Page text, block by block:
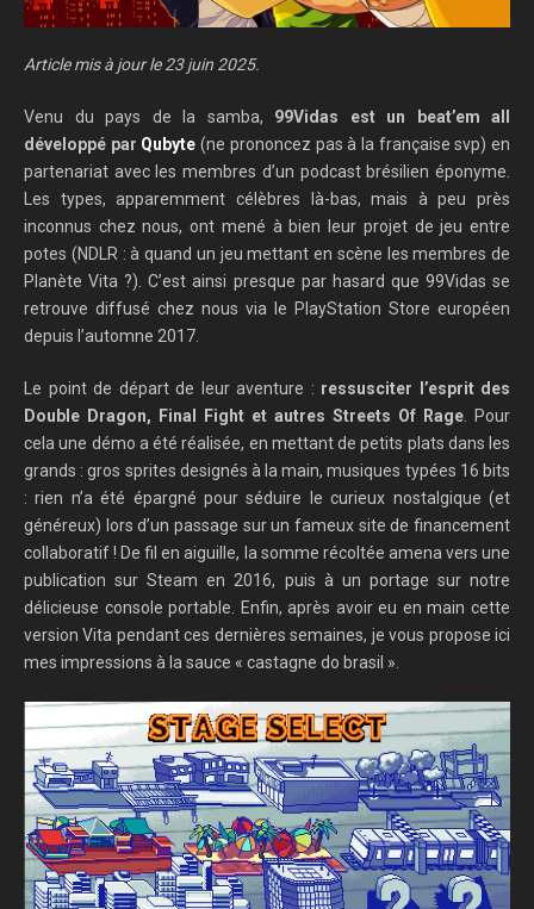
Article mis à jour le 23 juin 2025.
Venu du pays de la samba, 99Vidas est un beat’em all
développé par Qubyte (ne prononcez pas à la française svp) en
partenariat avec les membres d’un podcast brésilien éponyme.
Les types, apparemment célèbres là-bas, mais à peu près
inconnus chez nous, ont mené à bien leur projet de jeu entre
potes (NDLR : à quand un jeu mettant en scène les membres de
Planète Vita ?). C’est ainsi presque par hasard que 99Vidas se
retrouve diffusé chez nous via le PlayStation Store européen
depuis l’automne 2017.
Le point de départ de leur aventure : ressusciter l’esprit des
Double Dragon, Final Fight et autres Streets Of Rage. Pour
cela une démo a été réalisée, en mettant de petits plats dans les
grands : gros sprites designés à la main, musiques typées 16 bits
: rien n’a été épargné pour séduire le curieux nostalgique (et
généreux) lors d’un passage sur un fameux site de financement
collaboratif ! De fil en aiguille, la somme récoltée amena vers une
publication sur Steam en 2016, puis à un portage sur notre
délicieuse console portable. Enfin, après avoir eu en main cette
version Vita pendant ces dernières semaines, je vous propose ici
mes impressions à la sauce « castagne do brasil ».